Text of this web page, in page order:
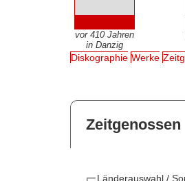
vor 410 Jahren
in Danzig
Diskographie Werke
Zeitgenossen
Länderauswahl /